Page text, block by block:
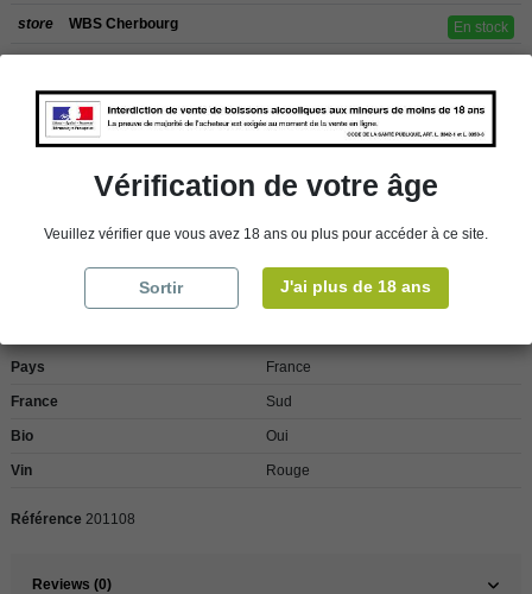
store WBS Cherbourg En stock
Rappel
Les commandes sont uniquement livrées en France métropolitaine. Pour les
CHERBOURG.
Détails du produit
Pays France
France Sud
Bio Oui
Vin Rouge
Référence 201108
Reviews (0)
Vérification de votre âge
Veuillez vérifier que vous avez 18 ans ou plus pour accéder à ce site.
Sortir J'ai plus de 18 ans